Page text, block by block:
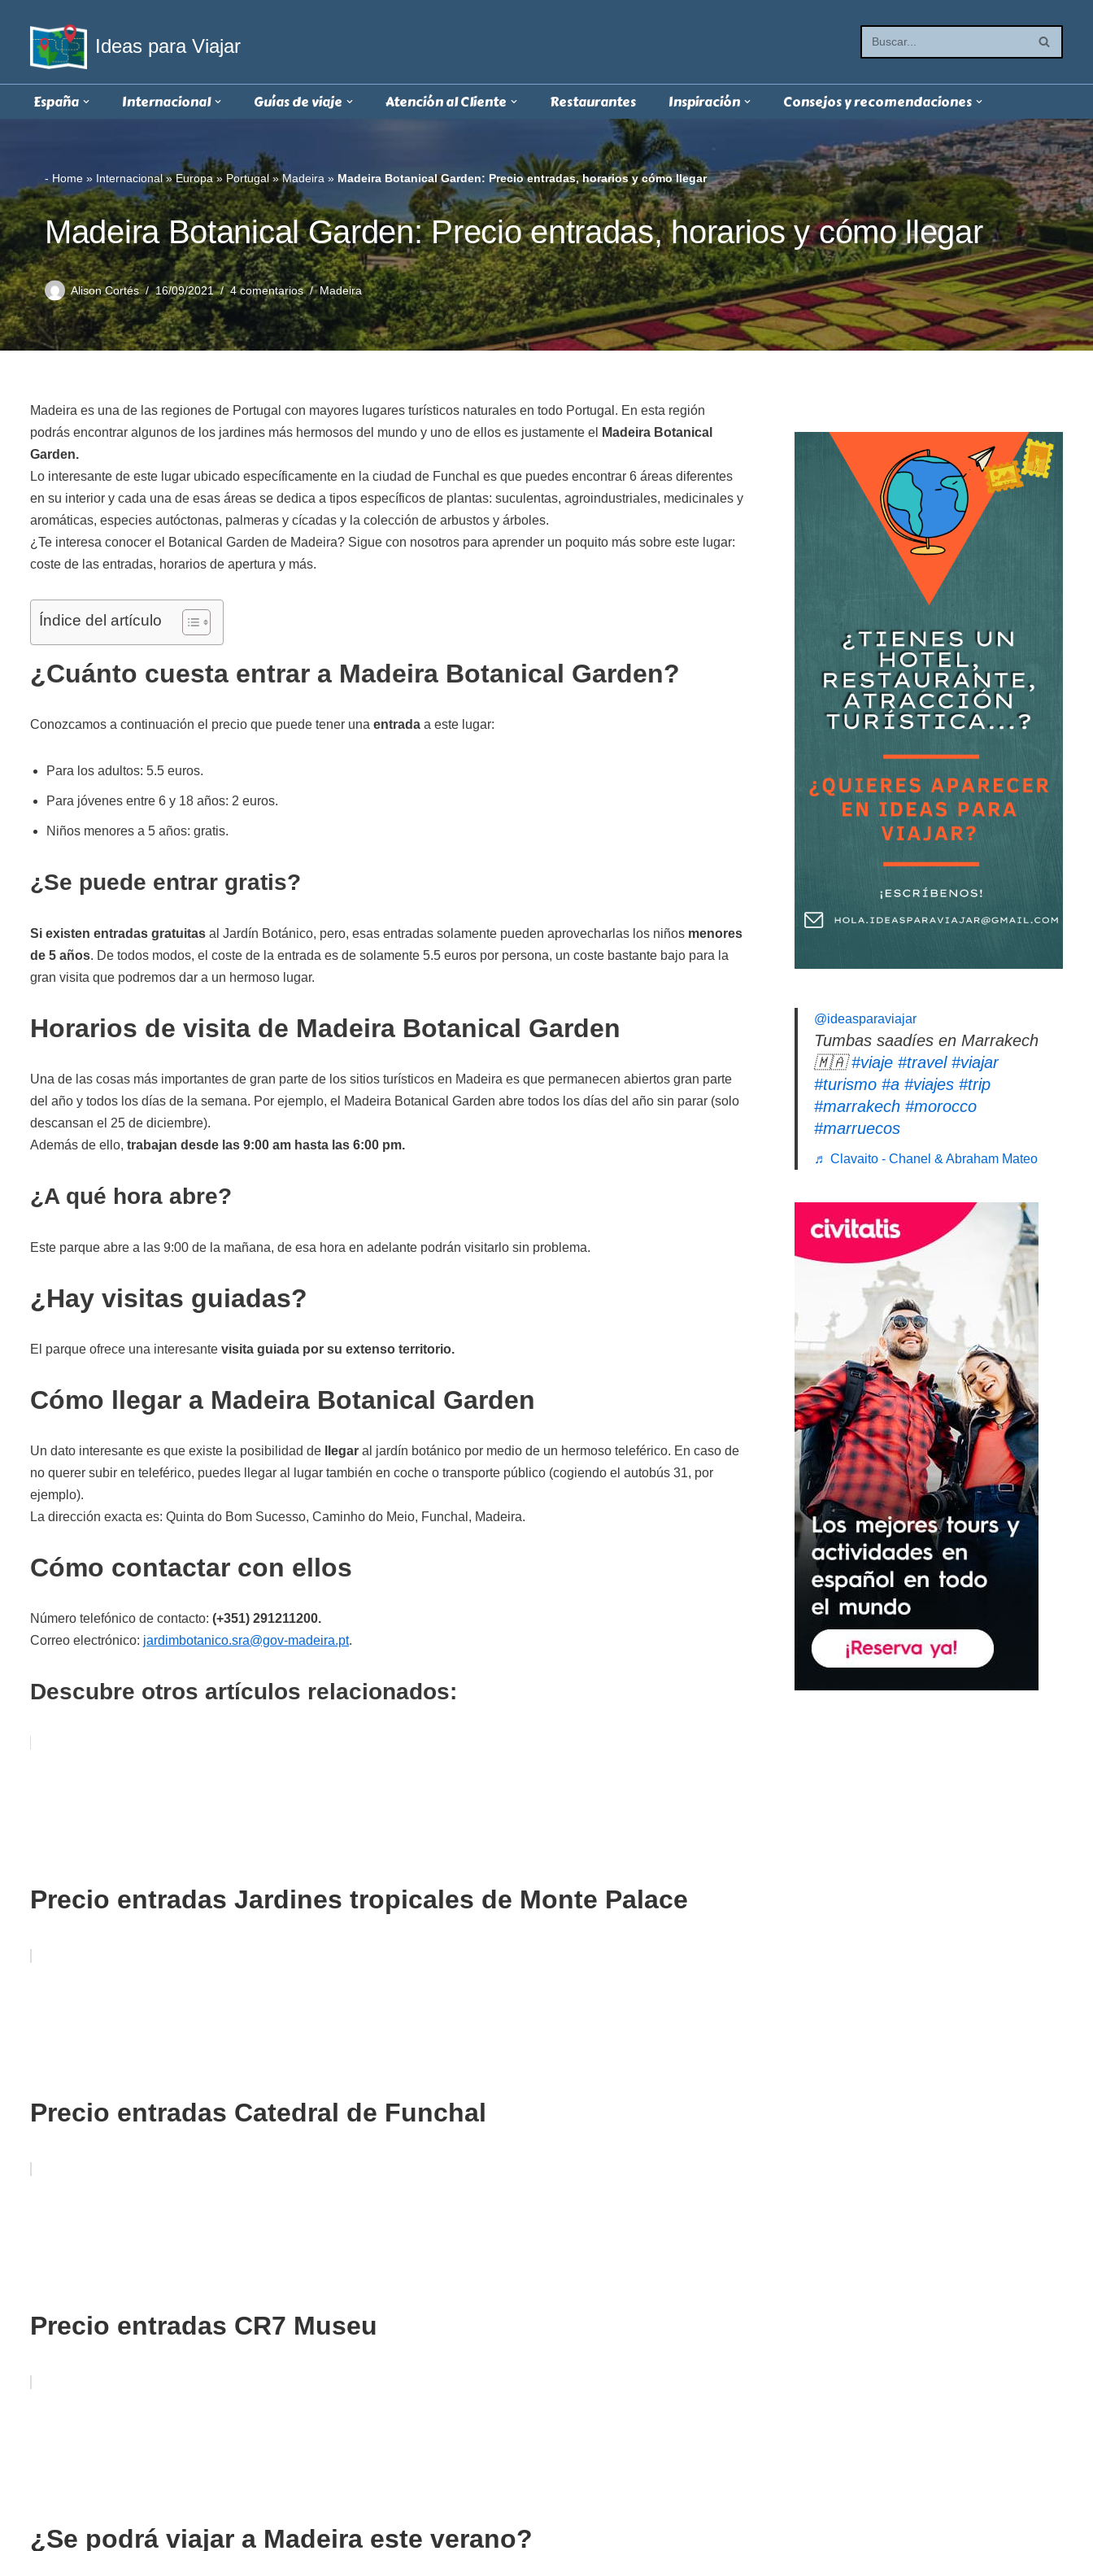
Saltar
contenido
Ideas para Viajar
España Internacional Guías de viaje Atención al Cliente Restaurantes Inspiración Consejos y recomendaciones
- Home » Internacional»Europa» Portugal »Madeira » Madeira Botanical Garden: Precio entradas, horarios y cómo llegar
Madeira Botanical Garden: Precio entradas, horarios y cómo llegar
Alison Cortés 16/09/2021 4 comentarios Madeira
Madeira es una de las regiones de Portugal con mayores lugares turísticos naturales en todo Portugal. En esta región
podrás encontrar algunos de los jardines más hermosos del mundo y uno de ellos es justamente el
Madeira Botanical
Garden.
Lo interesante de este lugar ubicado específicamente en la ciudad de Funchal es que puedes encontrar 6 áreas diferentes
en su interior y cada una de esas áreas se dedica a tipos específicos de plantas: suculentas, agroindustriales, medicinales y
aromáticas, especies autóctonas, palmeras y cícadas y la colección de arbustos y árboles.
¿Te interesa conocer el Botanical Garden de Madeira? Sigue con nosotros para aprender un poquito más sobre este lugar:
coste de las entradas, horarios de apertura y más.
Índice del artículo
¿Cuánto cuesta entrar a Madeira Botanical Garden?
Conozcamos a continuación el precio que puede tener una entrada a este lugar:
Para los adultos: 5.5 euros.
Para jóvenes entre 6 y 18 años: 2 euros.
Niños menores a 5 años: gratis.
¿Se puede entrar gratis?
Si existen entradas gratuitas al Jardín Botánico, pero, esas entradas solamente pueden aprovecharlas los niños menores
de 5 años. De todos modos, el coste de la entrada es de solamente 5.5 euros por persona, un coste bastante bajo para la
gran visita que podremos dar a un hermoso lugar.
Horarios de visita de Madeira Botanical Garden
Una de las cosas más importantes de gran parte de los sitios turísticos en Madeira es que permanecen abiertos gran parte
del año y todos los días de la semana. Por ejemplo, el Madeira Botanical Garden abre todos los días del año sin parar (solo
descansan el 25 de diciembre).
Además de ello, trabajan desde las 9:00 am hasta las 6:00 pm.
¿A qué hora abre?
Este parque abre a las 9:00 de la mañana, de esa hora en adelante podrán visitarlo sin problema.
¿Hay visitas guiadas?
El parque ofrece una interesante visita guiada por su extenso territorio.
Cómo llegar a Madeira Botanical Garden
Un dato interesante es que existe la posibilidad de llegar al jardín botánico por medio de un hermoso teleférico. En caso de
no querer subir en teleférico, puedes llegar al lugar también en coche o transporte público (cogiendo el autobús 31, por
ejemplo).
La dirección exacta es: Quinta do Bom Sucesso, Caminho do Meio, Funchal, Madeira.
Cómo contactar con ellos
Número telefónico de contacto: (+351) 291211200.
Correo electrónico: jardimbotanico.sra@gov-madeira.pt.
Descubre otros artículos relacionados:
Precio entradas Jardines tropicales de Monte Palace
Precio entradas Catedral de Funchal
Precio entradas CR7 Museu
¿Se podrá viajar a Madeira este verano?
@ideasparaviajar
Tumbas saadíes en Marrakech
🇲🇦#viaje #travel #viajar
#turismo #a #viajes #trip
#marrakech #morocco
#marruecos
♬ Clavaito - Chanel & Abraham Mateo